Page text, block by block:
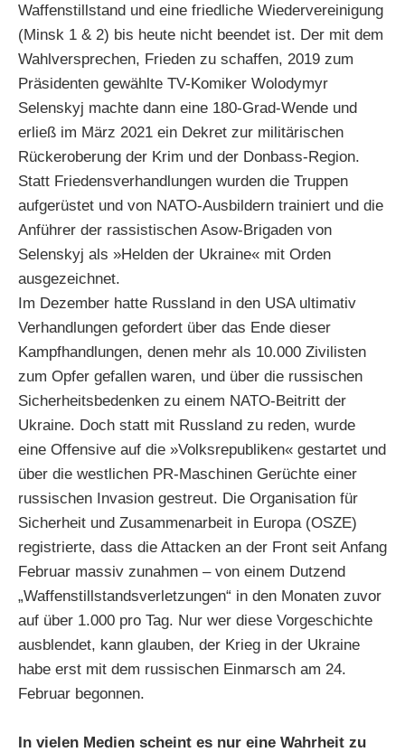
Waffenstillstand und eine friedliche Wiedervereinigung
(Minsk 1 & 2) bis heute nicht beendet ist. Der mit dem
Wahlversprechen, Frieden zu schaffen, 2019 zum
Präsidenten gewählte TV-Komiker Wolodymyr
Selenskyj machte dann eine 180-Grad-Wende und
erließ im März 2021 ein Dekret zur militärischen
Rückeroberung der Krim und der Donbass-Region.
Statt Friedensverhandlungen wurden die Truppen
aufgerüstet und von NATO-Ausbildern trainiert und die
Anführer der rassistischen Asow-Brigaden von
Selenskyj als »Helden der Ukraine« mit Orden
ausgezeichnet.
Im Dezember hatte Russland in den USA ultimativ
Verhandlungen gefordert über das Ende dieser
Kampfhandlungen, denen mehr als 10.000 Zivilisten
zum Opfer gefallen waren, und über die russischen
Sicherheitsbedenken zu einem NATO-Beitritt der
Ukraine. Doch statt mit Russland zu reden, wurde
eine Offensive auf die »Volksrepubliken« gestartet und
über die westlichen PR-Maschinen Gerüchte einer
russischen Invasion gestreut. Die Organisation für
Sicherheit und Zusammenarbeit in Europa (OSZE)
registrierte, dass die Attacken an der Front seit Anfang
Februar massiv zunahmen – von einem Dutzend
„Waffenstillstandsverletzungen“ in den Monaten zuvor
auf über 1.000 pro Tag. Nur wer diese Vorgeschichte
ausblendet, kann glauben, der Krieg in der Ukraine
habe erst mit dem russischen Einmarsch am 24.
Februar begonnen.
In vielen Medien scheint es nur eine Wahrheit zu